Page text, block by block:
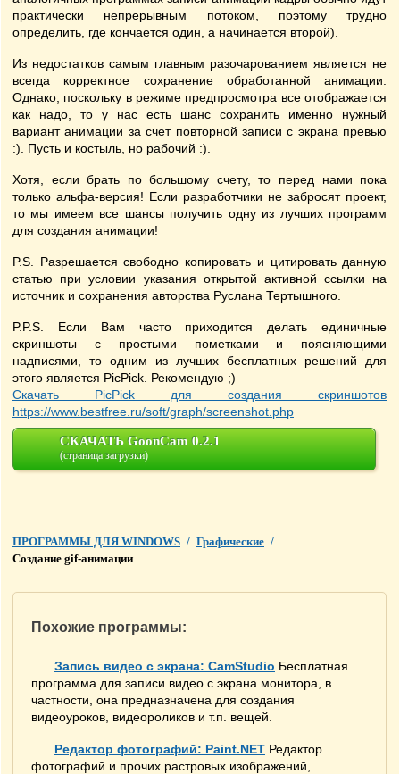
практически непрерывным потоком, поэтому трудно
определить, где кончается один, а начинается второй).
Из недостатков самым главным разочарованием является не
всегда корректное сохранение обработанной анимации.
Однако, поскольку в режиме предпросмотра все отображается
как надо, то у нас есть шанс сохранить именно нужный
вариант анимации за счет повторной записи с экрана превью
:). Пусть и костыль, но рабочий :).
Хотя, если брать по большому счету, то перед нами пока
только альфа-версия! Если разработчики не забросят проект,
то мы имеем все шансы получить одну из лучших программ
для создания анимации!
P.S. Разрешается свободно копировать и цитировать данную
статью при условии указания открытой активной ссылки на
источник и сохранения авторства Руслана Тертышного.
P.P.S. Если Вам часто приходится делать единичные
скриншоты с простыми пометками и поясняющими
надписями, то одним из лучших бесплатных решений для
этого является PicPick. Рекомендую ;)
Скачать PicPick для создания скриншотов
https://www.bestfree.ru/soft/graph/screenshot.php
СКАЧАТЬ GoonCam 0.2.1
(страница загрузки)
ПРОГРАММЫ ДЛЯ WINDOWS / Графические /
Создание gif-анимации
Похожие программы:
Запись видео с экрана: CamStudio Бесплатная
программа для записи видео с экрана монитора, в
частности, она предназначена для создания
видеоуроков, видеороликов и т.п. вещей.
Редактор фотографий: Paint.NET Редактор
фотографий и прочих растровых изображений,